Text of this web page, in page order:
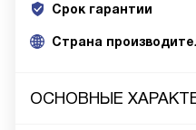
Срок гарантии
Cтрана
ОСНОВНЫЕ